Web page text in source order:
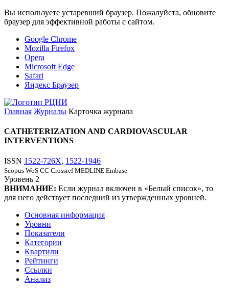
Вы используете устаревший браузер. Пожалуйста, обновите
браузер для эффективной работы с сайтом.
Google Chrome
Mozilla Firefox
Opera
Microsoft Edge
Safari
Яндекс Браузер
Главная Журналы Карточка журнала
CATHETERIZATION AND CARDIOVASCULAR
INTERVENTIONS
ISSN 1522-726X, 1522-1946
Scopus WoS CC Crossref MEDLINE Embase
Уровень 2
ВНИМАНИЕ: Если журнал включен в «Белый список», то
для него действует последний из утвержденных уровней.
Основная информация
Уровни
Показатели
Категории
Квартили
Рейтинги
Ссылки
Анализ